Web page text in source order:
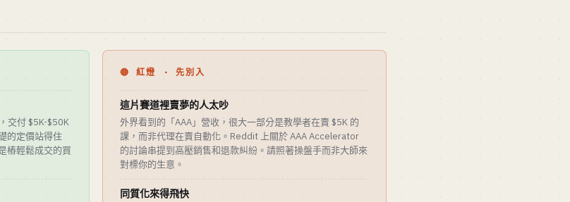
交付 $5K-$50K
的定價站得住
樁輕鬆成交的買
🔴 紅燈 · 先別入
這片賽道裡賣夢的人太吵
外界看到的「AAA」營收，很大一部分是教學者在賣 $5K 的
課，而非代理在賣自動化。Reddit 上關於 AAA Accelerator
的討論串提到高壓銷售和退款糾紛。請照著操盤手而非大師來
對標你的生意。
同質化來得飛快